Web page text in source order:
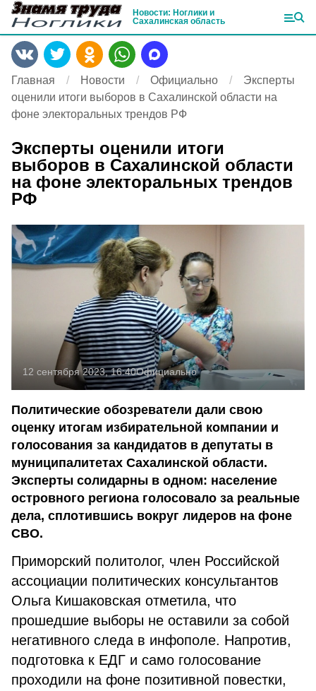
Новости: Ноглики и
Сахалинская область
Главная Новости Официально
Эксперты
оценили итоги выборов в Сахалинской области на
фоне электоральных трендов РФ
Эксперты оценили итоги
выборов в Сахалинской области
на фоне электоральных трендов
РФ
12 сентября 2023, 16:40Официально
Политические обозреватели дали свою
оценку итогам избирательной компании и
голосования за кандидатов в депутаты в
муниципалитетах Сахалинской области.
Эксперты солидарны в одном: население
островного региона голосовало за реальные
дела, сплотившись вокруг лидеров на фоне
СВО.
Приморский политолог, член Российской
ассоциации политических консультантов
Ольга Кишаковская отметила, что
прошедшие выборы не оставили за собой
негативного следа в инфополе. Напротив,
подготовка к ЕДГ и само голосование
проходили на фоне позитивной повестки,